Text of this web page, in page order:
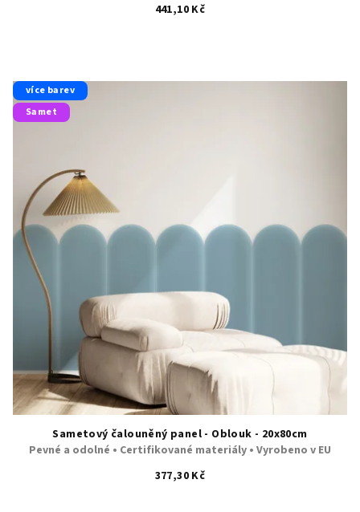
441,10 Kč
více barev
Samet
Sametový čalouněný panel - Oblouk - 20x80cm
Pevné a odolné • Certifikované materiály • Vyrobeno v EU
377,30 Kč